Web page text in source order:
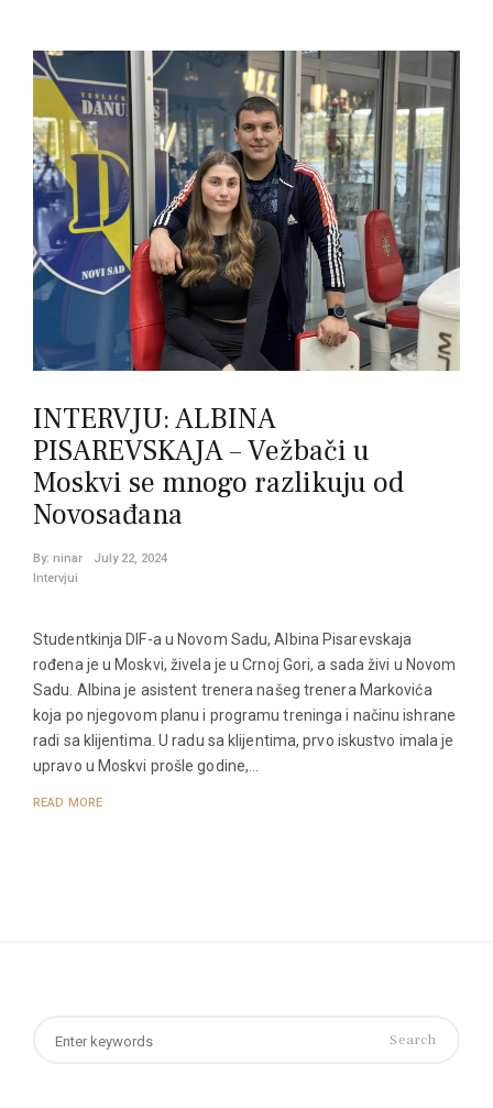
INTERVJU: ALBINA
PISAREVSKAJA – Vežbači u
Moskvi se mnogo razlikuju od
Novosađana
By: ninar
July 22, 2024
Intervjui
Studentkinja DIF-a u Novom Sadu, Albina Pisarevskaja
rođena je u Moskvi, živela je u Crnoj Gori, a sada živi u Novom
Sadu. Albina je asistent trenera našeg trenera Markovića
koja po njegovom planu i programu treninga i načinu ishrane
radi sa klijentima. U radu sa klijentima, prvo iskustvo imala je
upravo u Moskvi prošle godine,…
READ MORE
for: